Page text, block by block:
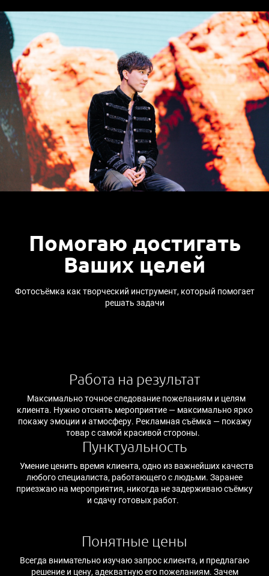
Помогаю достигать
Ваших целей
Фотосъёмка как творческий инструмент, который помогает
решать задачи
Работа на результат
Максимально точное следование пожеланиям и целям
клиента. Нужно отснять мероприятие — максимально ярко
покажу эмоции и атмосферу. Рекламная съёмка — покажу
товар с самой красивой стороны.
Пунктуальность
Умение ценить время клиента, одно из важнейших качеств
любого специалиста, работающего с людьми. Заранее
приезжаю на мероприятия, никогда не задерживаю съёмку
и сдачу готовых работ.
Понятные цены
Всегда внимательно изучаю запрос клиента, и предлагаю
решение и цену, адекватную его пожеланиям. Зачем